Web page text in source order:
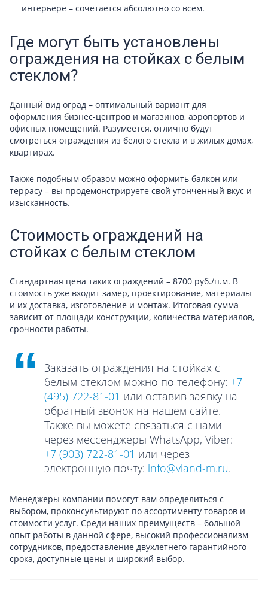
интерьере – сочетается абсолютно со всем.
Где могут быть установлены
ограждения на стойках с белым
стеклом?
Данный вид оград – оптимальный вариант для
оформления бизнес-центров и магазинов, аэропортов и
офисных помещений. Разумеется, отлично будут
смотреться ограждения из белого стекла и в жилых домах,
квартирах.
Также подобным образом можно оформить балкон или
террасу – вы продемонстрируете свой утонченный вкус и
изысканность.
Стоимость ограждений на
стойках с белым стеклом
Стандартная цена таких ограждений – 8700 руб./п.м. В
стоимость уже входит замер, проектирование, материалы
и их доставка, изготовление и монтаж. Итоговая сумма
зависит от площади конструкции, количества материалов,
срочности работы.
Заказать ограждения на стойках с
белым стеклом можно по телефону: +7
(495) 722-81-01 или оставив заявку на
обратный звонок на нашем сайте.
Также вы можете связаться с нами
через мессенджеры WhatsApp, Viber:
+7 (903) 722-81-01 или через
электронную почту: info@vland-m.ru.
Менеджеры компании помогут вам определиться с
выбором, проконсультируют по ассортименту товаров и
стоимости услуг. Среди наших преимуществ – большой
опыт работы в данной сфере, высокий профессионализм
сотрудников, предоставление двухлетнего гарантийного
срока, доступные цены и широкий выбор.